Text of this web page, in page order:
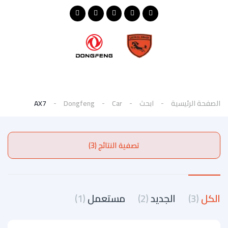
الصفحة الرئيسية ابحث Car
Dongfeng
AX7
تصفية النتائج (3)
الكل(3) الجديد(2) مستعمل(1)